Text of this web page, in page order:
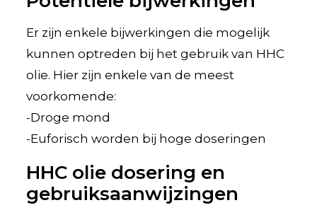
Er zijn enkele bijwerkingen die mogelijk
kunnen optreden bij het gebruik van HHC
olie. Hier zijn enkele van de meest
voorkomende:
-Droge mond
-Euforisch worden bij hoge doseringen
HHC olie dosering en
gebruiksaanwijzingen